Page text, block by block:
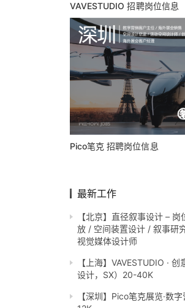
VAVESTUDIO 招聘岗位信息
Pico笔克 招聘岗位信息
最新工作
【北京】直径叙事设计 –
放 / 空间装置设计 / 叙事研
视觉媒体设计师
【上海】VAVESTUDIO ·
设计，SX）20-40K
【深圳】Pico笔克展览·数